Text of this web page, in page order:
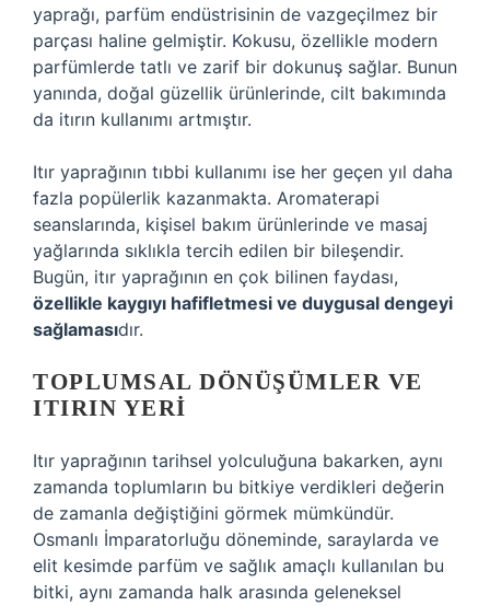
yaprağı, parfüm endüstrisinin de vazgeçilmez bir
parçası haline gelmiştir. Kokusu, özellikle modern
parfümlerde tatlı ve zarif bir dokunuş sağlar. Bunun
yanında, doğal güzellik ürünlerinde, cilt bakımında
da itırın kullanımı artmıştır.
Itır yaprağının tıbbi kullanımı ise her geçen yıl daha
fazla popülerlik kazanmakta. Aromaterapi
seanslarında, kişisel bakım ürünlerinde ve masaj
yağlarında sıklıkla tercih edilen bir bileşendir.
Bugün, itır yaprağının en çok bilinen faydası,
özellikle kaygıyı hafifletmesi ve duygusal dengeyi
sağlamasıdır.
TOPLUMSAL DÖNÜŞÜMLER VE
ITIRIN YERI
Itır yaprağının tarihsel yolculuğuna bakarken, aynı
zamanda toplumların bu bitkiye verdikleri değerin
de zamanla değiştiğini görmek mümkündür.
Osmanlı İmparatorluğu döneminde, saraylarda ve
elit kesimde parfüm ve sağlık amaçlı kullanılan bu
bitki, aynı zamanda halk arasında geleneksel